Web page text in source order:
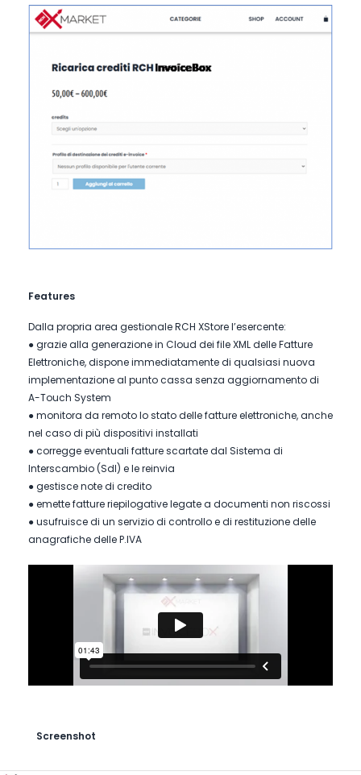
Features
Dalla propria area gestionale RCH XStore l’esercente:
● grazie alla generazione in Cloud dei file XML delle Fatture
Elettroniche, dispone immediatamente di qualsiasi nuova
implementazione al punto cassa senza aggiornamento di
A-Touch System
● monitora da remoto lo stato delle fatture elettroniche, anche
nel caso di più dispositivi installati
● corregge eventuali fatture scartate dal Sistema di
Interscambio (SdI) e le reinvia
● gestisce note di credito
● emette fatture riepilogative legate a documenti non riscossi
● usufruisce di un servizio di controllo e di restituzione delle
anagrafiche delle P.IVA
Screenshot